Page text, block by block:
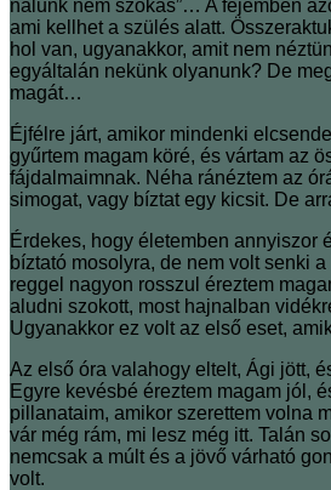
nálunk nem szokás”… A fejemben
ami kellhet a szülés alatt.
hol van, ugyanakkor, amit nem
egyáltalán nekünk olyanunk? De
magát…
Éjfélre járt, amikor mindenki
gyűrtem magam köré, és vártam az
fájdalmaimnak. Néha ránéztem az
simogat, vagy bíztat egy kicsit. De
Érdekes, hogy életemben annyiszor
bíztató mosolyra, de nem volt senki
reggel nagyon rosszul éreztem
aludni szokott, most hajnalban
Ugyanakkor ez volt az első eset,
Az első óra valahogy eltelt, Ági jött,
Egyre kevésbé éreztem magam jól,
pillanataim, amikor szerettem volna
vár még rám, mi lesz még itt. Talán
nemcsak a múlt és a jövő várható
volt.